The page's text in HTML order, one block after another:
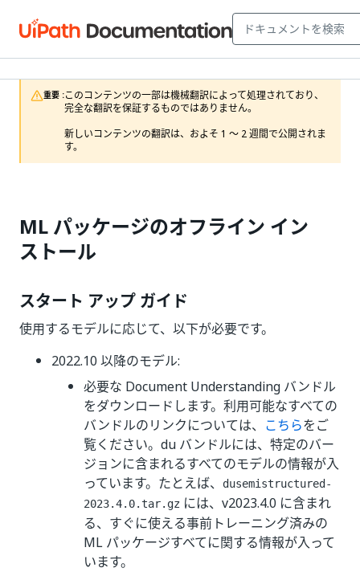
重要 :このコンテンツの一部は機械翻訳によって処理されており、
完全な翻訳を保証するものではありません。
新しいコンテンツの翻訳は、およそ 1 ～ 2 週間で公開されま
す。
ML パッケージのオフライン イン
ストール
スタート アップ ガイド
使用するモデルに応じて、以下が必要です。
2022.10 以降のモデル:
必要な Document Understanding バンドル
をダウンロードします。利用可能なすべての
バンドルのリンクについては、 こちらをご
覧ください。du バンドルには、特定のバー
ジョンに含まれるすべてのモデルの情報が入
っています。たとえば、
dusemistructured-
2023.4.0.tar.gz には、v2023.4.0 に含まれ
る、すぐに使える事前トレーニング済みの
ML パッケージすべてに関する情報が入って
います。